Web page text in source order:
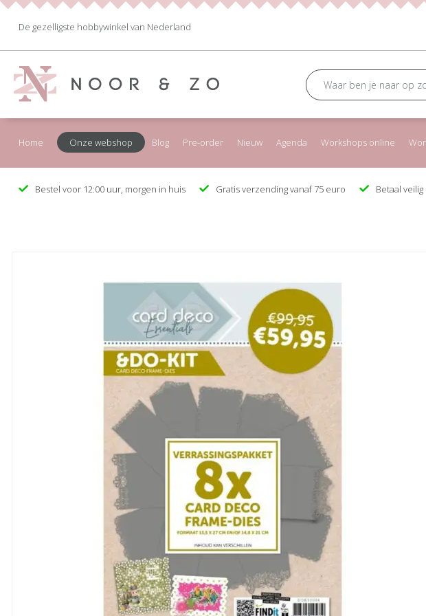
De gezelligste hobbywinkel van Nederland
Home Onze webshop Blog Pre-order Nieuw Agenda Workshops online
Bestel voor 12:00 uur, morgen in huis Gratis verzending vanaf 75 euro Betaal